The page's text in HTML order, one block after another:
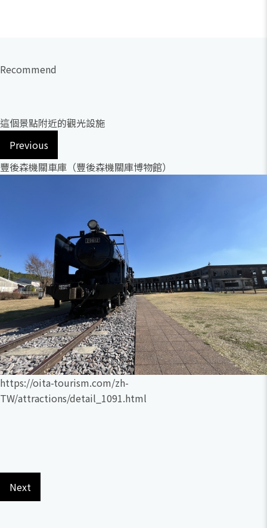
Recommend
這個景點附近的觀光設施
Previous
豐後森機關車庫（豐後森機關庫博物館）
https://oita-tourism.com/zh-
TW/attractions/detail_1091.html
Next